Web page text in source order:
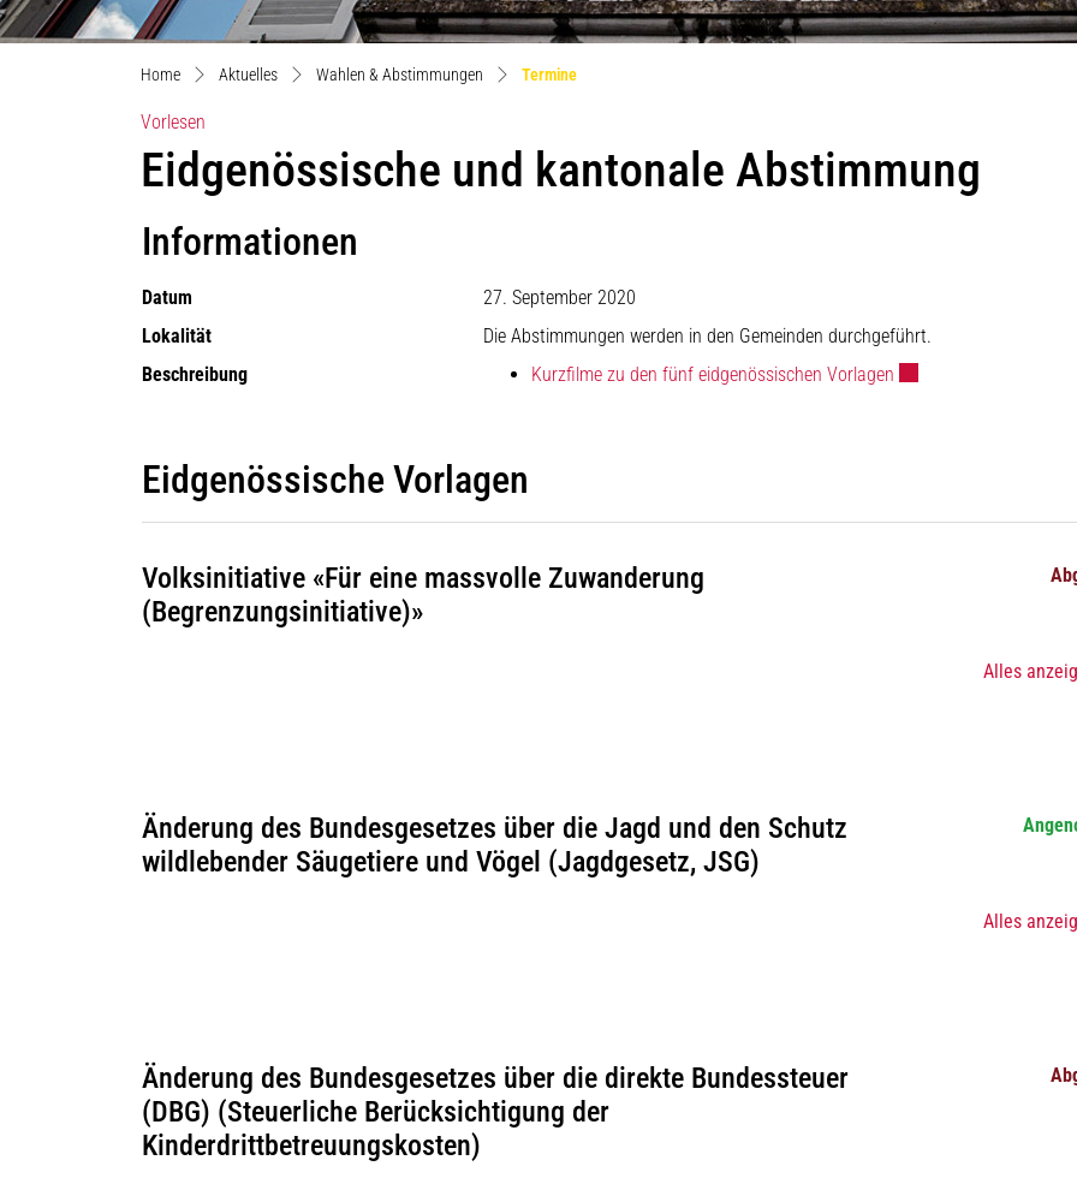
Home Aktuelles Wahlen & Abstimmungen Termine(ausgewählt)
Vorlesen
Eidgenössische und kantonale Abstimmung
Informationen
Datum
27. September 2020
Lokalität
Die Abstimmungen werden in den Gemeinden durchgeführt.
Beschreibung
Kurzfilme zu den fünf eidgenössischen Vorlagen Externer Link wird in
Eidgenössische Vorlagen
Volksinitiative «Für eine massvolle Zuwanderung
(Begrenzungsinitiative)»
Alles
Änderung des Bundesgesetzes über die Jagd und den Schutz
wildlebender Säugetiere und Vögel (Jagdgesetz, JSG)
Alles
Änderung des Bundesgesetzes über die direkte Bundessteuer
(DBG) (Steuerliche Berücksichtigung der
Kinderdrittbetreuungskosten)